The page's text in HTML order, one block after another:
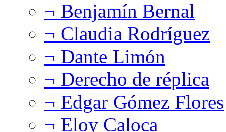
¬ Benjamín Bernal
¬ Claudia Rodríguez
¬ Dante Limón
¬ Derecho de réplica
¬ Edgar Gómez Flores
¬ Eloy Caloca